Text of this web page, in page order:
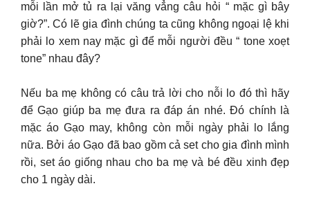
mỗi lần mở tủ ra lại văng vẳng câu hỏi “ mặc gì bây
giờ?”. Có lẽ gia đình chúng ta cũng không ngoại lệ khi
phải lo xem nay mặc gì để mỗi người đều “ tone xoẹt
tone” nhau đây?
Nếu ba mẹ không có câu trả lời cho nỗi lo đó thì hãy
để Gạo giúp ba mẹ đưa ra đáp án nhé. Đó chính là
mặc áo Gạo may, không còn mỗi ngày phải lo lắng
nữa. Bởi áo Gạo đã bao gồm cả set cho gia đình mình
rồi, set áo giống nhau cho ba mẹ và bé đều xinh đẹp
cho 1 ngày dài.